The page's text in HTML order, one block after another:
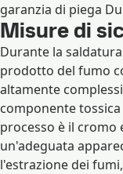
garanzia di piega
Misure di
Durante la
prodotto del fumo
altamente
componente
processo è il cromo
un'adeguata
l'estrazione dei